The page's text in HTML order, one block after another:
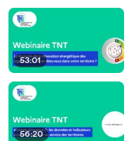
53:01
56:20